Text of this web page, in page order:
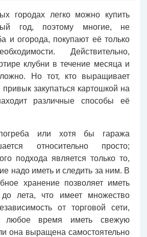
городах легко можно купить
год, поэтому многие, не
и огорода, покупают её только
Действительно,
клубни в течение месяца и
Но тот, кто выращивает
закупаться картошкой на
различные способы её
или хотя бы гаража
относительно просто;
подхода является только то,
надо иметь и следить за ним. В
хранение позволяет иметь
лета, что имеет множество
от торговой сети,
любое время иметь свежую
она выращена самостоятельно